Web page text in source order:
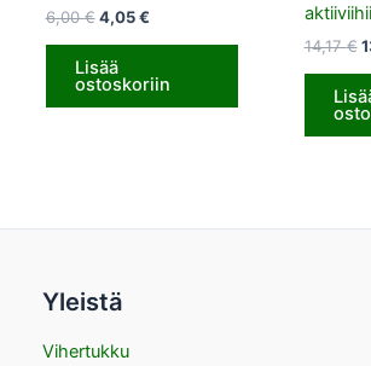
6,00€ 4,05€
Lisää
ostoskoriin
14,17€
Yleistä
Vihertukku